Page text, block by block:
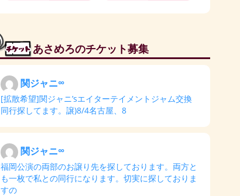
あさめろのチケット募集
関ジャニ∞
[拡散希望]関ジャニ’sエイターテイメントジャム交換
同行探してます。譲)8/4名古屋、8
関ジャニ∞
福岡公演の両部のお譲り先を探しております。両方と
も一枚で私との同行になります。切実に探しておりま
すの